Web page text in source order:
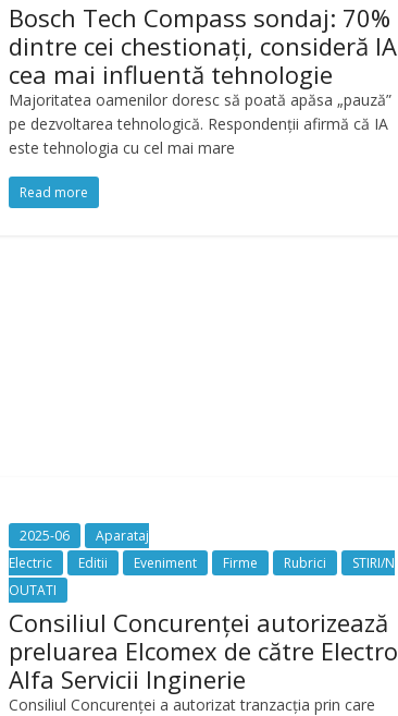
Bosch Tech Compass sondaj: 70%
dintre cei chestionați, consideră IA
cea mai influentă tehnologie
Majoritatea oamenilor doresc să poată apăsa „pauză”
pe dezvoltarea tehnologică. Respondenții afirmă că IA
este tehnologia cu cel mai mare
Read more
2025-06
Aparataj
Electric
Editii Eveniment Firme Rubrici
STIRI/N
OUTATI
Consiliul Concurenţei autorizează
preluarea Elcomex de către Electro
Alfa Servicii Inginerie
Consiliul Concurenţei a autorizat tranzacția prin care